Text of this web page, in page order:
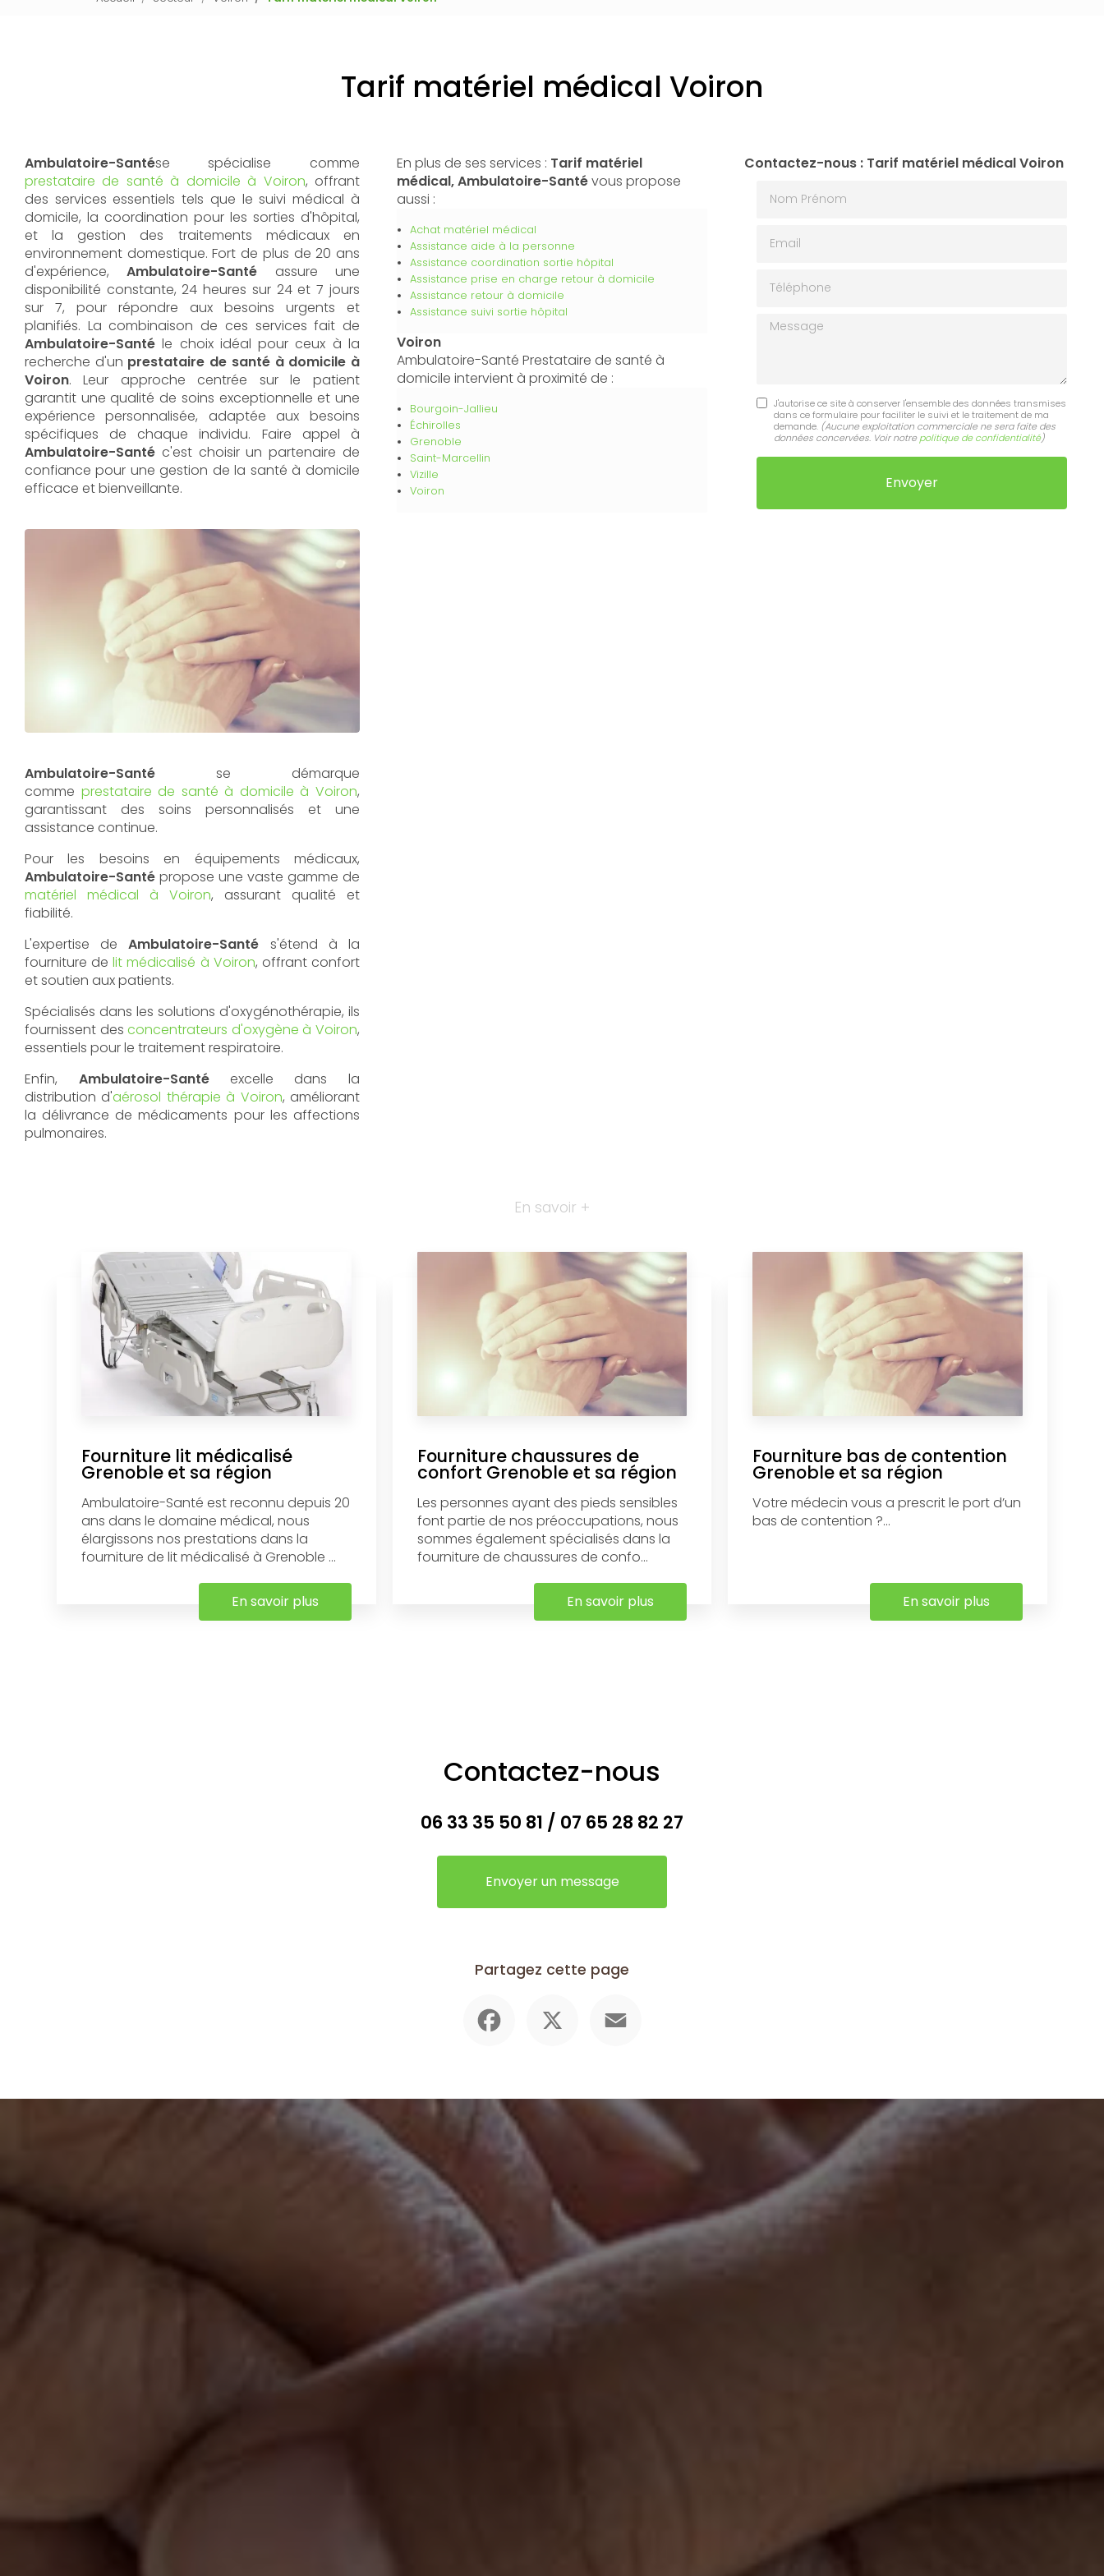
Tarif matériel médical Voiron
Ambulatoire-Santése spécialise comme
prestataire de santé à domicile à Voiron, offrant
des services essentiels tels que le suivi médical à
domicile, la coordination pour les sorties d'hôpital,
et la gestion des traitements médicaux en
environnement domestique. Fort de plus de 20 ans
d'expérience,Ambulatoire-Santé assure une
disponibilité constante, 24 heures sur 24 et 7 jours
sur 7, pour répondre aux besoins urgents et
planifiés. La combinaison de ces services fait de
Ambulatoire-Santé le choix idéal pour ceux à la
recherche d'un prestataire de santé à domicile à
Voiron. Leur approche centrée sur le patient
garantit une qualité de soins exceptionnelle et une
expérience personnalisée, adaptée aux besoins
spécifiques de chaque individu. Faire appel à
Ambulatoire-Santé c'est choisir un partenaire de
confiance pour une gestion de la santé à domicile
efficace et bienveillante.
Ambulatoire-Santé se démarque
comme prestataire de santé à domicile à Voiron,
garantissant des soins personnalisés et une
assistance continue.
Pour les besoins en équipements médicaux,
Ambulatoire-Santé propose une vaste gamme de
matériel médical à Voiron, assurant qualité et
fiabilité.
L'expertise deAmbulatoire-Santé s'étend à la
fourniture delit médicalisé à Voiron, offrant confort
et soutien aux patients.
Spécialisés dans les solutions d'oxygénothérapie, ils
fournissent desconcentrateurs d'oxygène à Voiron,
essentiels pour le traitement respiratoire.
Enfin, Ambulatoire-Santéexcelle dans la
distribution d'aérosol thérapie à Voiron, améliorant
la délivrance de médicaments pour les affections
pulmonaires.
En plus de ses services : Tarif matériel
médical, Ambulatoire-Santévous propose
aussi :
Achat matériel médical
Assistance aide à la personne
Assistance coordination sortie hôpital
Assistance prise en charge retour à domicile
Assistance retour à domicile
Assistance suivi sortie hôpital
Voiron
Ambulatoire-Santé Prestataire de santé à
domicile intervient à proximité de :
Bourgoin-Jallieu
Échirolles
Grenoble
Saint-Marcellin
Vizille
Voiron
Contactez-nous : Tarif matériel médical Voiron
Message
J'autorise ce site à conserver l'ensemble des données transmises
dans ce formulaire pour faciliter le suivi et le traitement de ma
demande. (Aucune exploitation commerciale ne sera faite des
données concervées. Voir notre politique de confidentialité)
En savoir +
Fourniture lit médicalisé
Grenoble et sa région
Ambulatoire-Santé est reconnu depuis 20
ans dans le domaine médical, nous
élargissons nos prestations dans la
fourniture de lit médicalisé à Grenoble ...
En savoir plus
Fourniture chaussures de
confort Grenoble et sa région
Les personnes ayant des pieds sensibles
font partie de nos préoccupations, nous
sommes également spécialisés dans la
fourniture de chaussures de confo...
En savoir plus
Fourniture bas de contention
Grenoble et sa région
Votre médecin vous a prescrit le port d’un
bas de contention ?...
En savoir plus
Contactez-nous
06 33 35 50 81 / 07 65 28 82 27
Envoyer un message
Partagez cette page